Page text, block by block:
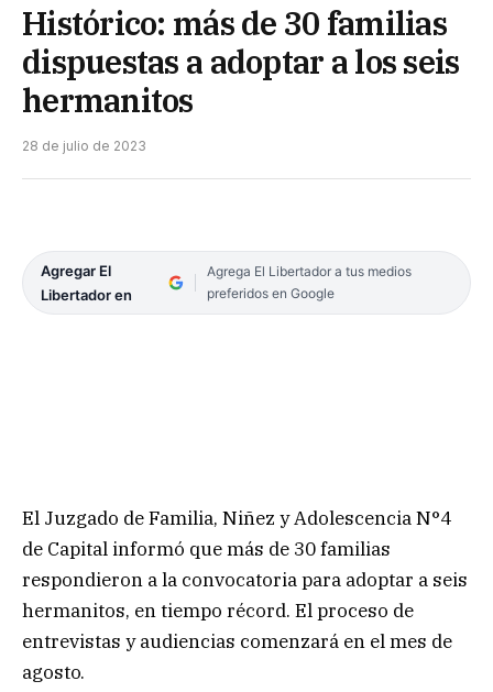
Histórico: más de 30 familias
dispuestas a adoptar a los seis
hermanitos
28 de julio de 2023
Agregar El
Libertador en
Agrega El Libertador a tus medios
preferidos en Google
El Juzgado de Familia, Niñez y Adolescencia N°4
de Capital informó que más de 30 familias
respondieron a la convocatoria para adoptar a seis
hermanitos, en tiempo récord. El proceso de
entrevistas y audiencias comenzará en el mes de
agosto.